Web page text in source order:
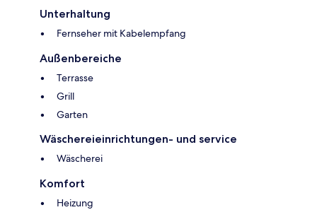
Unterhaltung
Fernseher mit Kabelempfang
Außenbereiche
Terrasse
Grill
Garten
Wäschereieinrichtungen- und service
Wäscherei
Komfort
Heizung